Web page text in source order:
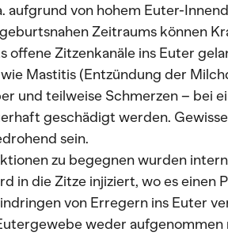
aufgrund von hohem Euter-
Zeitraums können
offene Zitzenkanäle ins Euter
Mastitis (Entzündung der
und teilweise Schmerzen – bei
geschädigt werden.
sein.
zu begegnen wurden
in die Zitze injiziert, wo es einen
von Erregern ins Euter
weder aufgenommen